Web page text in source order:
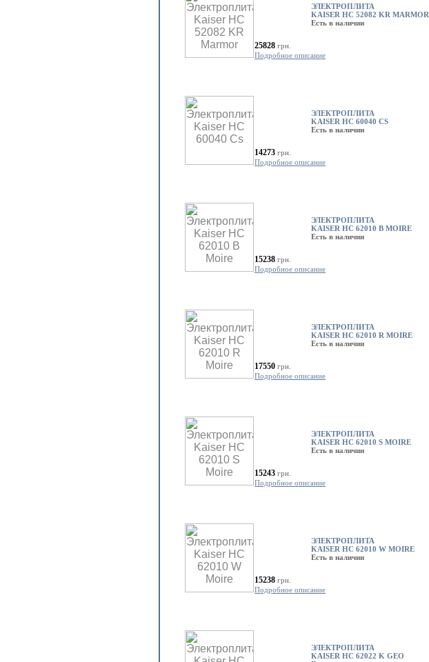
ЭЛЕКТРОПЛИТА
KAISER HC 52082 KR MARMOR
Есть в наличии
25828 грн.
Подробное описание
ЭЛЕКТРОПЛИТА
KAISER HC 60040 CS
Есть в наличии
14273 грн.
Подробное описание
ЭЛЕКТРОПЛИТА
KAISER HC 62010 B MOIRE
Есть в наличии
15238 грн.
Подробное описание
ЭЛЕКТРОПЛИТА
KAISER HC 62010 R MOIRE
Есть в наличии
17550 грн.
Подробное описание
ЭЛЕКТРОПЛИТА
KAISER HC 62010 S MOIRE
Есть в наличии
15243 грн.
Подробное описание
ЭЛЕКТРОПЛИТА
KAISER HC 62010 W MOIRE
Есть в наличии
15238 грн.
Подробное описание
ЭЛЕКТРОПЛИТА
KAISER HC 62022 K GEO